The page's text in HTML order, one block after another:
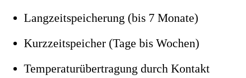
Langzeitspeicherung (bis 7 Monate)
Kurzzeitspeicher (Tage bis Wochen)
Temperaturübertragung durch Kontakt